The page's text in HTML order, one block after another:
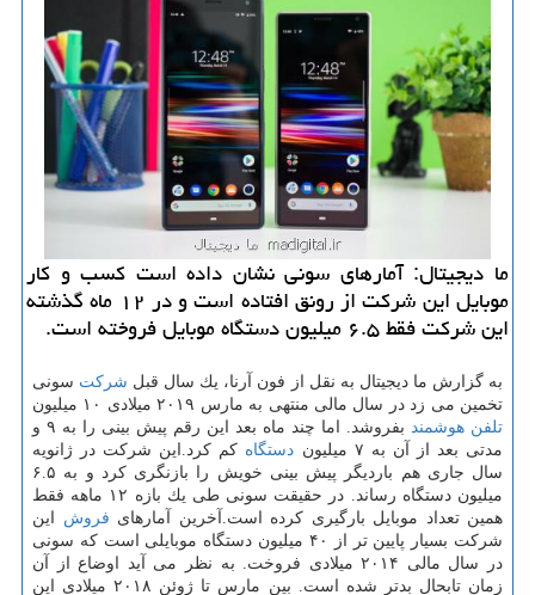
ما دیجیتال: آمارهای سونی نشان داده است كسب و كار
موبایل این شركت از رونق افتاده است و در ۱۲ ماه گذشته
این شركت فقط ۶.۵ میلیون دستگاه موبایل فروخته است.
به گزارش ما دیجیتال به نقل از فون آرنا، یك سال قبل شركت سونی
تخمین می زد در سال مالی منتهی به مارس ۲۰۱۹ میلادی ۱۰ میلیون
تلفن هوشمند
بفروشد. اما چند ماه بعد این رقم پیش بینی را به ۹ و
مدتی بعد از آن به ۷ میلیون
دستگاه كم كرد.این شركت در ژانویه
سال جاری هم باردیگر پیش بینی خویش را بازنگری كرد و به ۶.۵
میلیون دستگاه رساند. در حقیقت سونی طی یك بازه ۱۲ ماهه فقط
همین تعداد موبایل بارگیری كرده است.آخرین آمارهای فروش این
شركت بسیار پایین تر از ۴۰ میلیون دستگاه موبایلی است كه سونی
در سال مالی ۲۰۱۴ میلادی فروخت. به نظر می آید اوضاع از آن
زمان تابحال بدتر شده است. بین مارس تا ژوئن ۲۰۱۸ میلادی این